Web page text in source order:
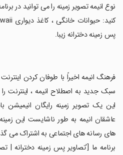
نوع انیمه تصویر زمینه را می توانید در
پس زمینه دخترانه زیبا.
‏فرهنگ انیمه اخیراً با طوفان کردن
سبک جدید به اصطلاح انیمه ، اینترنت
این یک تصویر زمینه رایگان انیمیشن
عاشقان انیمه به طور ناشایست این
های رسانه های اجتماعی به اشتراک می
برنامه ما ['تصاویر پس زمینه دخترانه |